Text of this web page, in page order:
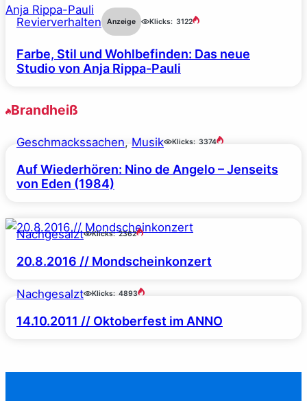
Revierverhalten Anzeige Klicks: 3122
Farbe, Stil und Wohlbefinden: Das neue
Studio von Anja Rippa-Pauli
Brandheiß
Geschmackssachen, Musik Klicks: 3374
Auf Wiederhören: Nino de Angelo – Jenseits
von Eden (1984)
Nachgesalzt Klicks: 2362
20.8.2016 // Mondscheinkonzert
Nachgesalzt Klicks: 4893
14.10.2011 // Oktoberfest im ANNO